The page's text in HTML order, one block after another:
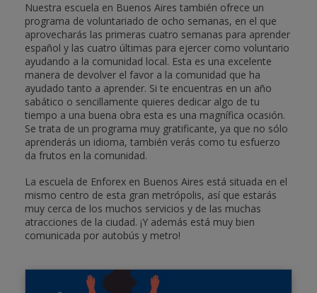
Nuestra escuela en Buenos Aires también ofrece un
programa de voluntariado de ocho semanas, en el que
aprovecharás las primeras cuatro semanas para aprender
español y las cuatro últimas para ejercer como voluntario
ayudando a la comunidad local. Esta es una excelente
manera de devolver el favor a la comunidad que ha
ayudado tanto a aprender. Si te encuentras en un año
sabático o sencillamente quieres dedicar algo de tu
tiempo a una buena obra esta es una magnífica ocasión.
Se trata de un programa muy gratificante, ya que no sólo
aprenderás un idioma, también verás como tu esfuerzo
da frutos en la comunidad.
La escuela de Enforex en Buenos Aires está situada en el
mismo centro de esta gran metrópolis, así que estarás
muy cerca de los muchos servicios y de las muchas
atracciones de la ciudad. ¡Y además está muy bien
comunicada por autobús y metro!